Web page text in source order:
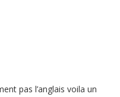
pas l’anglais voila un